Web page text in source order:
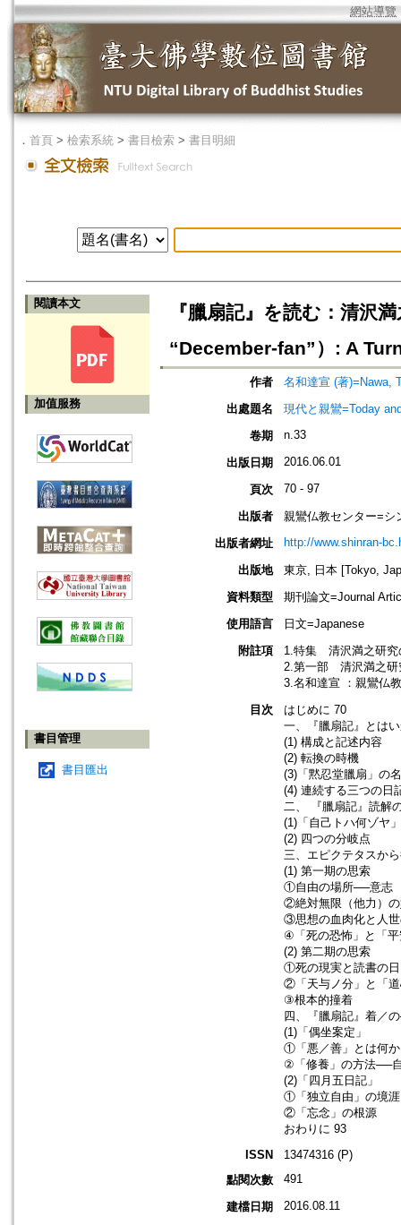
網站導覽
． 首頁 > 檢索系統 > 書目檢索 > 書目明細
閱讀本文
加值服務
書目管理
書目匯出
『臘扇記』を読む：清沢
“December-fan”）: A
作者
名和達宣 (著)=Nawa,
出處題名
現代と親鸞=Today
卷期
n.33
出版日期 2016.06.01
頁次 70 - 97
出版者
親鸞仏教センター=シ
出版者網址
http://www.shinran-
出版地
東京, 日本 [Tokyo,
資料類型
期刊論文=Journal
使用語言
日文=Japanese
附註項
1.特集 清沢満之研究
2.第一部 清沢満之研
3.名和達宣 ：親鸞仏
目次
はじめに 70
一、『臘扇記』とは
(1) 構成と記述内容
(2) 転換の時機
(3)「黙忍堂臘扇」の
(4) 連続する三つの日
二、 『臘扇記』読解
(1)「自己トハ何ゾヤ
(2) 四つの分岐点
三、エピクテタスか
(1) 第一期の思索
①自由の場所──意志
②絶対無限（他力）
③思想の血肉化と人
④「死の恐怖」と「
(2) 第二期の思索
①死の現実と読書の
②「天与ノ分」と「
③根本的撞着
四、『臘扇記』着／
(1)「偶坐案定」
①「悪／善」とは何か
②「修養」の方法──
(2)「四月五日記」
①「独立自由」の境涯
②「忘念」の根源
おわりに 93
ISSN
13474316 (P)
點閱次數
491
建檔日期 2016.08.11